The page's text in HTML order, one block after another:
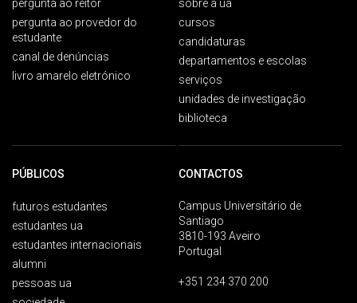
pergunta ao reitor
pergunta ao provedor do
estudante
canal de denúncias
livro amarelo eletrónico
sobre a ua
cursos
candidaturas
departamentos e escolas
serviços
unidades de investigação
biblioteca
PÚBLICOS
futuros estudantes
estudantes ua
estudantes internacionais
alumni
pessoas ua
CONTACTOS
Campus Universitário de
Santiago
3810-193 Aveiro
Portugal
+351 234 370 200